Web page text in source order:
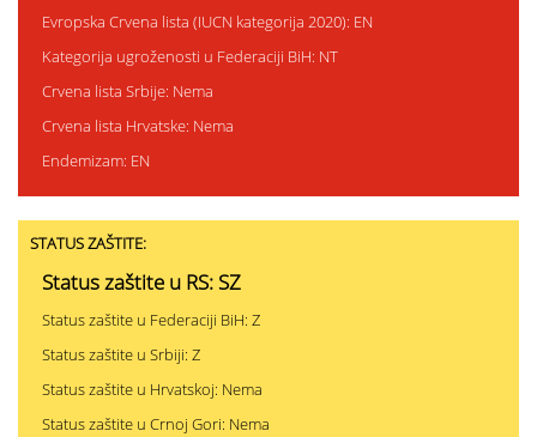
Evropska Crvena lista (IUCN kategorija 2020): EN
Kategorija ugroženosti u Federaciji BiH: NT
Crvena lista Srbije: Nema
Crvena lista Hrvatske: Nema
Endemizam: EN
STATUS ZAŠTITE:
Status zaštite u RS: SZ
Status zaštite u Federaciji BiH: Z
Status zaštite u Srbiji: Z
Status zaštite u Hrvatskoj: Nema
Status zaštite u Crnoj Gori: Nema